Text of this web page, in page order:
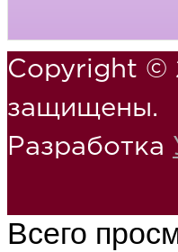
Copyright ©
защищены.
Разработка
Всего